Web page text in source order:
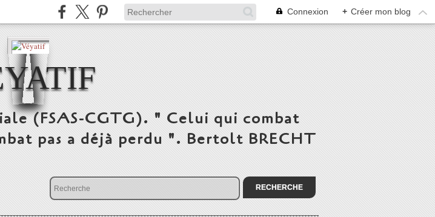
Connexion + Créer mon blog
(FSAS-CGTG). " Celui qui combat
pas a déjà perdu ". Bertolt BRECHT